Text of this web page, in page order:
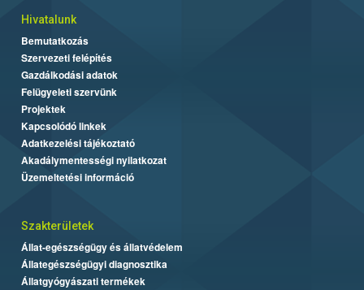
Hivatalunk
Bemutatkozás
Szervezeti felépítés
Gazdálkodási adatok
Felügyeleti szervünk
Projektek
Kapcsolódó linkek
Adatkezelési tájékoztató
Akadálymentességi nyilatkozat
Üzemeltetési információ
Szakterületek
Állat-egészségügy és állatvédelem
Állategészségügyi diagnosztika
Állatgyógyászati termékek